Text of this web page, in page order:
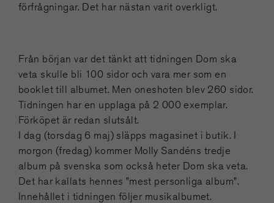
förfrågningar. Det har nästan varit overkligt.
Från början var det tänkt att tidningen Dom ska
veta skulle bli 100 sidor och vara mer som en
booklet till albumet. Men oneshoten blev 260 sidor.
Tidningen har en upplaga på 2 000 exemplar.
Förköpet är redan slutsålt.
I dag (torsdag 6 maj) släpps magasinet i butik. I
morgon (fredag) kommer Molly Sandéns tredje
album på svenska som också heter Dom ska veta.
Det har kallats hennes ”mest personliga album”.
Innehållet i tidningen följer musikalbumet.